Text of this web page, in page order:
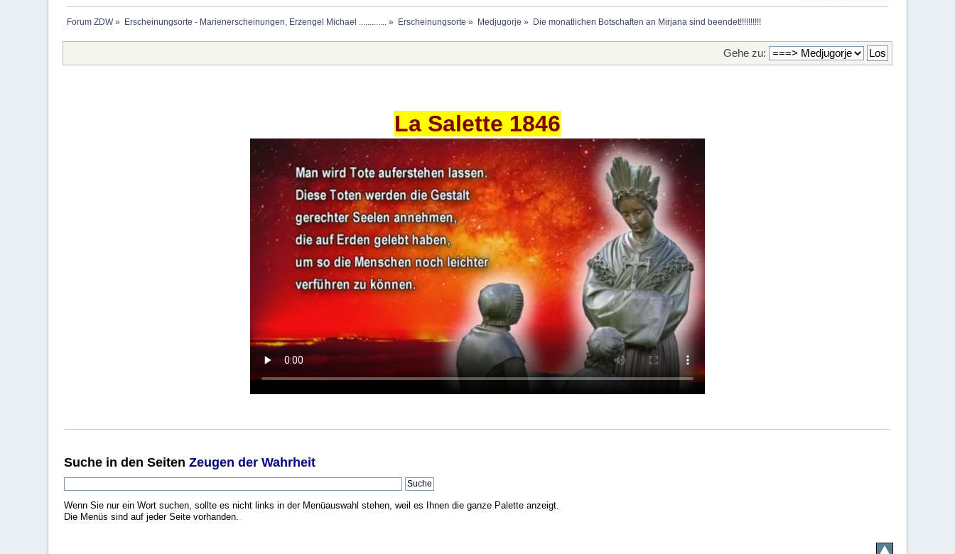
Forum ZDW» Erscheinungsorte - Marienerscheinungen, Erzengel Michael ............. » Erscheinungsorte » Medjugorje » Die monatlichen Botschaften an Mirjana sind beendet!!!!!!!!!!
Gehe zu:
La Salette 1846
Suche in den SeitenZeugen der Wahrheit
Wenn Sie nur ein Wort suchen, sollte es nicht links in der Menüauswahl stehen, weil es Ihnen die ganze Palette anzeigt.
Die Menüs sind auf jeder Seite vorhanden.